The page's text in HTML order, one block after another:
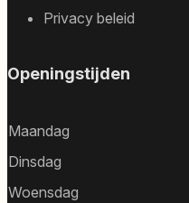
Privacy beleid
Openingstijden
Maandag
Dinsdag
Woensdag